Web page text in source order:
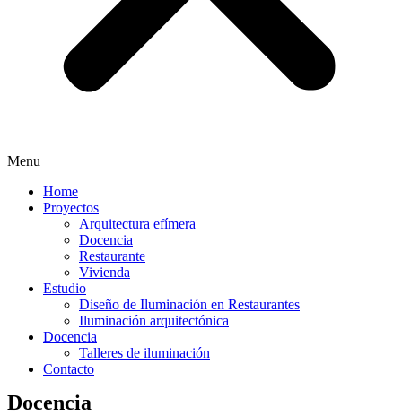
Menu
Home
Proyectos
Arquitectura efímera
Docencia
Restaurante
Vivienda
Estudio
Diseño de Iluminación en Restaurantes
Iluminación arquitectónica
Docencia
Talleres de iluminación
Contacto
Docencia